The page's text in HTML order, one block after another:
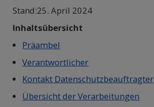
Stand:25. April 2024
Inhaltsübersicht
Präambel
Verantwortlicher
Kontakt Datenschutzbeauftragter
Übersicht der Verarbeitungen